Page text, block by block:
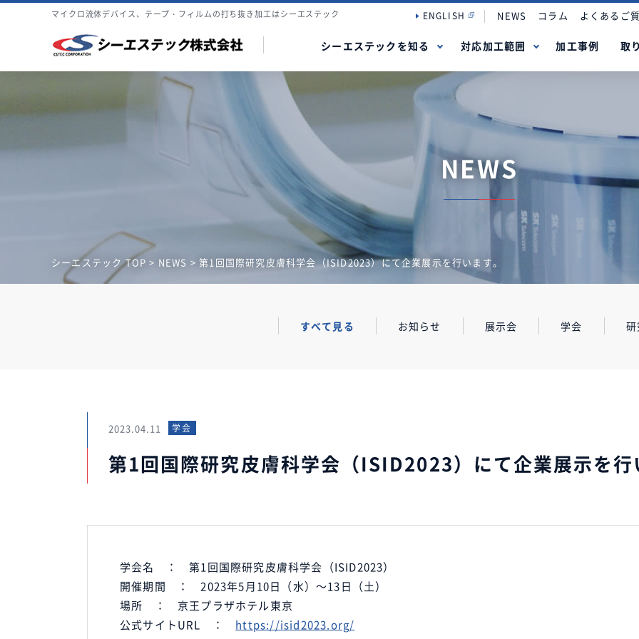
マイクロ流体デバイス、テープ・フィルムの打ち抜き加工はシーエステック ENGLISH NEWS コラム よくあるご
シーエステックを知る 対応加工範囲 加工事例 取
NEWS
シーエステック TOP > NEWS > 第1回国際研究皮膚科学会（ISID2023）にて企業展示を行います。
すべて見る お知らせ 展示会 学会
2023.04.11 学会
第1回国際研究皮膚科学会（ISID2023）にて企業展示を行
学会名 ： 第1回国際研究皮膚科学会（ISID2023）
開催期間 ： 2023年5月10日（水）～13日（土）
場所 ： 京王プラザホテル東京
公式サイトURL ： https://isid2023.org/